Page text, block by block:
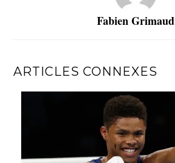
Fabien Grimaud
ARTICLES CONNEXES